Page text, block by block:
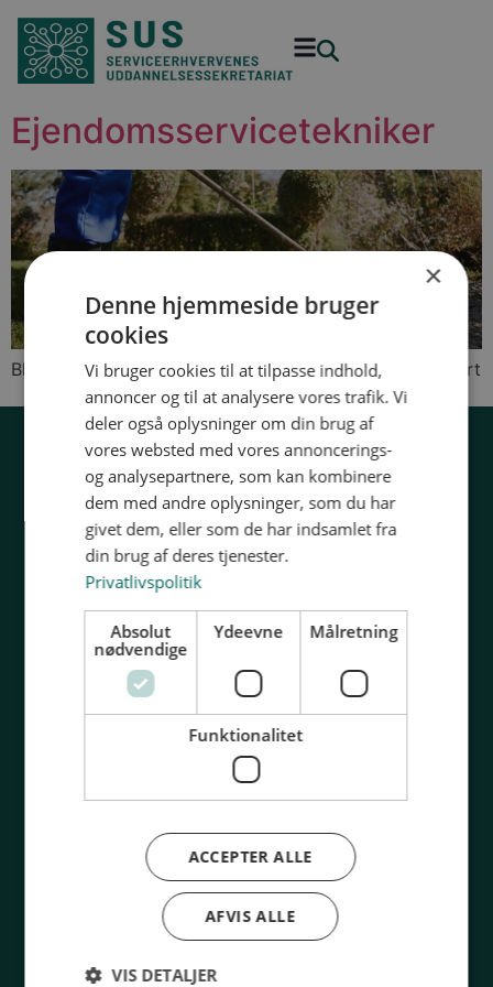
Ejendomsservicetekniker
Bliv ejendomsservicetekniker og stå stærkt som faglært
32 54 50 55
sus@sus-udd.dk
Vesterbrogade 6D, 4. 1620 København V
CVR: 13 79 72 85
Tandtekniker
Information
Kontakt os
Bibliotek
FAQ
×
Denne hjemmeside bruger
cookies
Vi bruger cookies til at tilpasse indhold,
annoncer og til at analysere vores trafik. Vi
deler også oplysninger om din brug af
vores websted med vores annoncerings-
og analysepartnere, som kan kombinere
dem med andre oplysninger, som du har
givet dem, eller som de har indsamlet fra
din brug af deres tjenester.
Privatlivspolitik
Absolut
nødvendige
Ydeevne Målretning
Funktionalitet
ACCEPTER ALLE
AFVIS ALLE
VIS DETALJER